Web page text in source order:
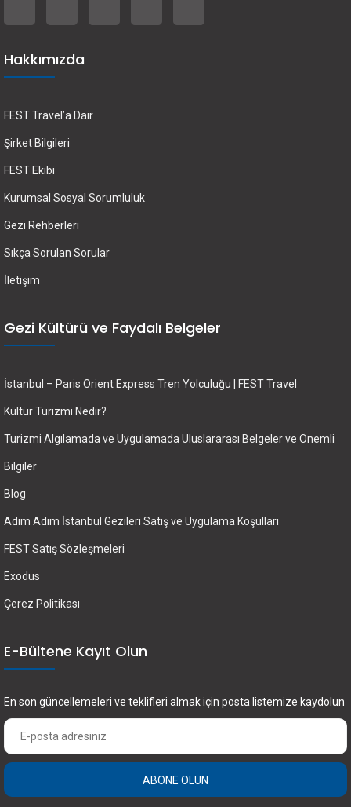
Hakkımızda
FEST Travel’a Dair
Şirket Bilgileri
FEST Ekibi
Kurumsal Sosyal Sorumluluk
Gezi Rehberleri
Sıkça Sorulan Sorular
İletişim
Gezi Kültürü ve Faydalı Belgeler
İstanbul – Paris Orient Express Tren Yolculuğu | FEST Travel
Kültür Turizmi Nedir?
Turizmi Algılamada ve Uygulamada Uluslararası Belgeler ve Önemli
Bilgiler
Blog
Adım Adım İstanbul Gezileri Satış ve Uygulama Koşulları
FEST Satış Sözleşmeleri
Exodus
Çerez Politikası
E-Bültene Kayıt Olun
En son güncellemeleri ve teklifleri almak için posta listemize kaydolun
ABONE OLUN